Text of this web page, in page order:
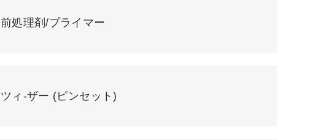
前処理剤/プライマー
ツィ-ザー (ピンセット)